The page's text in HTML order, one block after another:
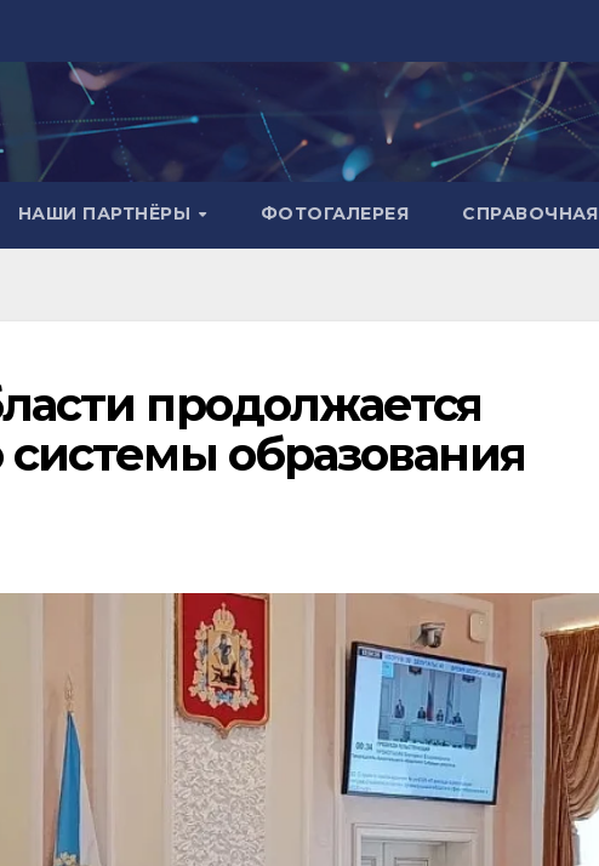
НАШИ ПАРТНЁРЫ ФОТОГАЛЕРЕЯ СПРАВОЧНАЯ
продолжается
образования